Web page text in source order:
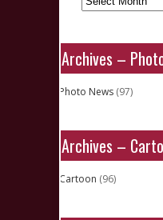
Archives –
Photo News (97)
Archives –
Cartoon (96)